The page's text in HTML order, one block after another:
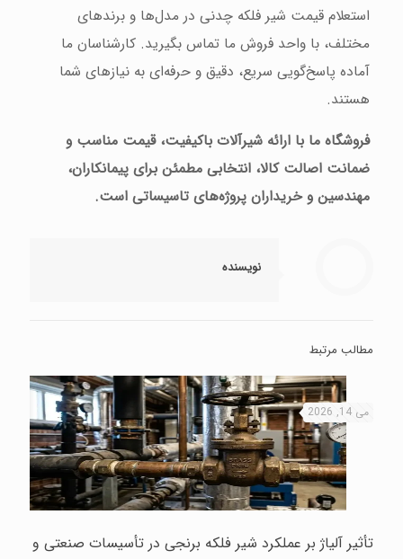
استعلام قیمت شیر فلکه چدنی در مدل‌ها و برندهای
مختلف، با واحد فروش ما تماس بگیرید. کارشناسان ما
آماده پاسخ‌گویی سریع، دقیق و حرفه‌ای به نیازهای شما
هستند.
فروشگاه ما با ارائه شیرآلات باکیفیت، قیمت مناسب و
ضمانت اصالت کالا، انتخابی مطمئن برای پیمانکاران،
مهندسین و خریداران پروژه‌های تاسیساتی است.
نویسنده
مطالب مرتبط
می 14, 2026
تأثیر آلیاژ بر عملکرد شیر فلکه برنجی در تأسیسات صنعتی و